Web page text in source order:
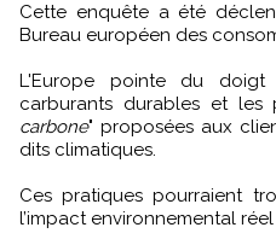
Cette enquête a été
Bureau européen des
L'Europe pointe du doigt
carburants durables et les
carbone" proposées aux
dits climatiques.
Ces pratiques pourraient
l’impact environnemental